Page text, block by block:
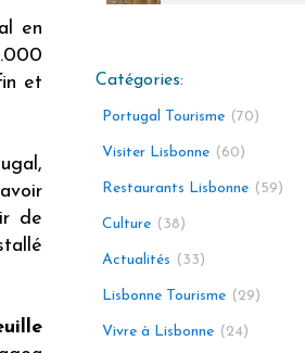
en
et
de
Portugal Tourisme 70
Visiter Lisbonne 60
Restaurants Lisbonne 59
Culture 38
Actualités 33
Lisbonne Tourisme 29
Vivre à Lisbonne 24